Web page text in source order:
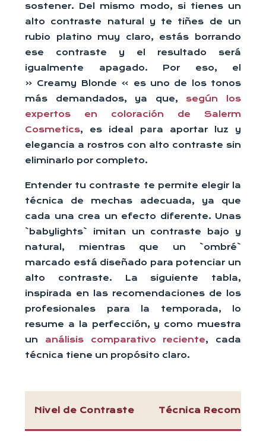
sostener. Del mismo modo, si tienes un
alto contraste natural y te tiñes de un
rubio platino muy claro, estás borrando
ese contraste y el resultado será
igualmente apagado. Por eso, el
« Creamy Blonde » es uno de los tonos
más demandados, ya que,según los
expertos en coloración de Salerm
Cosmetics, es ideal para aportar luz y
elegancia a rostros con alto contraste sin
eliminarlo por completo.
Entender tu contraste te permite elegir la
técnica de mechas adecuada, ya que
cada una crea un efecto diferente. Unas
`babylights` imitan un contraste bajo y
natural, mientras que un `ombré`
marcado está diseñado para potenciar un
alto contraste. La siguiente tabla,
inspirada en las recomendaciones de los
profesionales para la temporada, lo
resume a la perfección, y como muestra
un análisis comparativo reciente, cada
técnica tiene un propósito claro.
Nivel de Contraste Técnica